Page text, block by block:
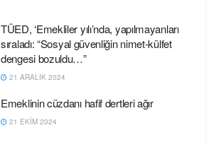
TÜED, ‘Emekliler yılı’nda, yapılmayanları
sıraladı: “Sosyal güvenliğin nimet-külfet
dengesi bozuldu…”
21 ARALIK 2024
Emeklinin cüzdanı hafif dertleri ağır
21 EKIM 2024